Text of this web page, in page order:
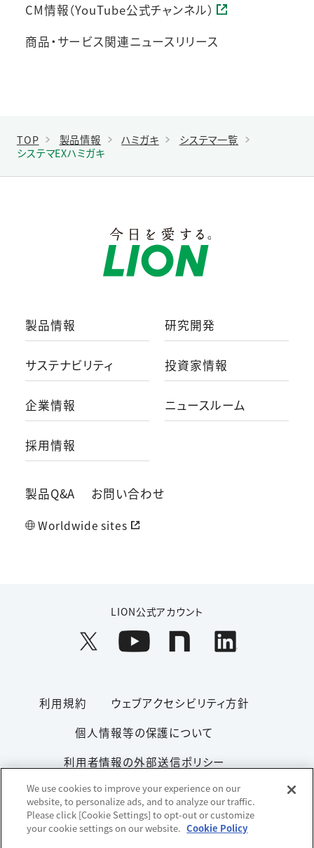
CM情報（YouTube公式チャンネル）
商品・サービス関連ニュースリリース
TOP 製品情報 ハミガキ
システマ一覧
システマEXハミガキ
製品情報 研究開発
サステナビリティ 投資家情報
企業情報 ニュースルーム
採用情報
製品Q&A お問い合わせ
Worldwide sites
LION公式アカウント
利用規約
ウェブアクセシビリティ方針
個人情報等の保護について
利用者情報の外部送信ポリシー
ソーシャルメディアポリシー
サイトマップ
Copyright© 1996-2026 Lion Corporation. All rights reserved.
We use cookies to improve your experience on our
website, to personalize ads, and to analyze our traffic.
Please click [Cookie Settings] to opt-out or customize
your cookie settings on our website. Cookie Policy